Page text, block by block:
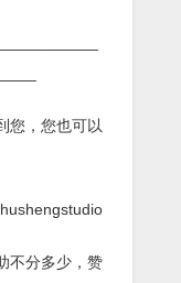
您，您也可以
不分多少，赞